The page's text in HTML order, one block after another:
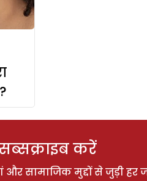
करें
और सामाजिक मुद्दों से जुड़ी हर